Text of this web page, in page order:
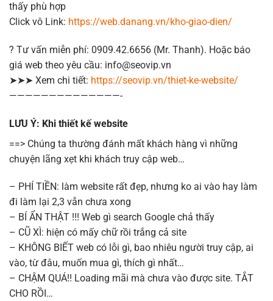
thấy phù hợp
Click vô Link: https://web.danang.vn/kho-giao-dien/
? Tư vấn miễn phí: 0909.42.6656 (Mr. Thanh). Hoặc báo
giá web theo yêu cầu: info@seovip.vn
➤➤➤ Xem chi tiết: https://seovip.vn/thiet-ke-website/
——————————————-
LƯU Ý: Khi thiết kế website
==> Chúng ta thường đánh mất khách hàng vì những
chuyện lãng xẹt khi khách truy cập web…
– PHÍ TIỀN: làm website rất đẹp, nhưng ko ai vào hay làm
đi làm lại 2,3 vẫn chưa xong
– BÍ ẨN THẬT !!! Web gì search Google chả thấy
– CŨ XÌ: hiện có mấy chữ rồi trắng cả site
– KHÔNG BIẾT web có lỗi gì, bao nhiêu người truy cập, ai
vào, từ đâu, muốn mua gì, thích gì nhất…
– CHẬM QUÁ!! Loading mãi mà chưa vào được site. TẮT
CHO RỒI…